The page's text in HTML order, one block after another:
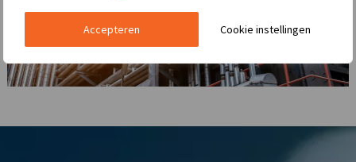
Cookie instellingen
Accepteren